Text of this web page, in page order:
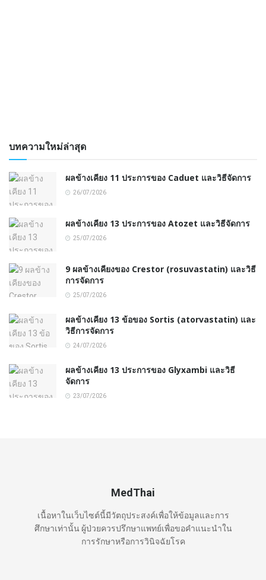
บทความใหม่ล่าสุด
ผลข้างเคียง 11 ประการของ Caduet และวิธีจัดการ
26/07/2026
ผลข้างเคียง 13 ประการของ Atozet และวิธีจัดการ
25/07/2026
9 ผลข้างเคียงของ Crestor (rosuvastatin) และวิธี
การจัดการ
25/07/2026
ผลข้างเคียง 13 ข้อของ Sortis (atorvastatin) และ
วิธีการจัดการ
24/07/2026
ผลข้างเคียง 13 ประการของ Glyxambi และวิธี
จัดการ
23/07/2026
MedThai
เนื้อหาในเว็บไซต์นี้มีวัตถุประสงค์เพื่อให้ข้อมูลและการ
ศึกษาเท่านั้น ผู้ป่วยควรปรึกษาแพทย์เพื่อขอคำแนะนำใน
การรักษาหรือการวินิจฉัยโรค